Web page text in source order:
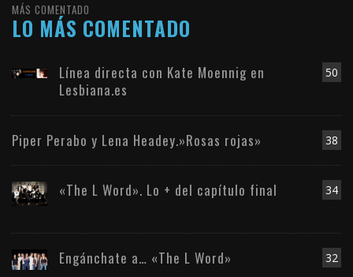
MÁS COMENTADO
LO MÁS COMENTADO
50
Línea directa con Kate Moennig en
Lesbiana.es
38
Piper Perabo y Lena Headey.»Rosas rojas»
34
«The L Word». Lo + del capítulo final
32
Engánchate a… «The L Word»